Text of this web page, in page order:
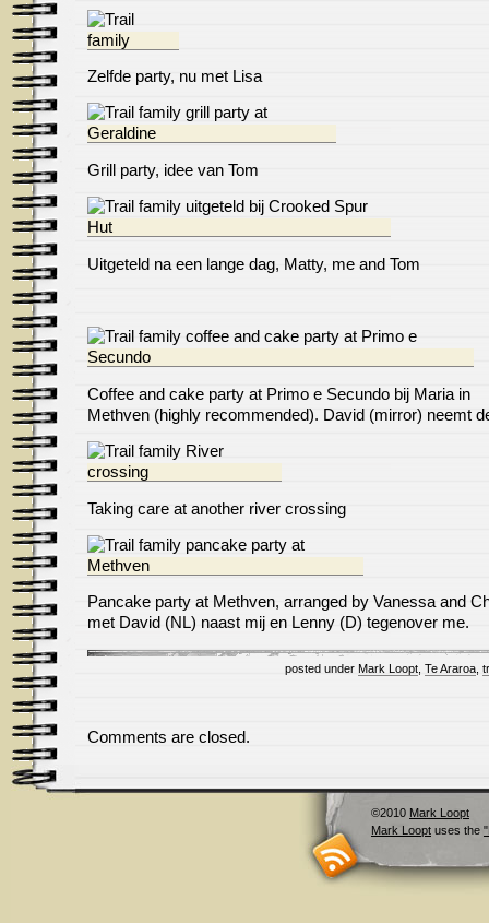
Zelfde party, nu met Lisa
Grill party, idee van Tom
Uitgeteld na een lange dag, Matty, me and Tom
Coffee and cake party at Primo e Secundo bij Maria in
Methven (highly recommended). David (mirror) neemt
Taking care at another river crossing
Pancake party at Methven, arranged by Vanessa and
met David (NL) naast mij en Lenny (D) tegenover me.
posted under Mark Loopt Te Araroa
Comments are closed.
©2010 Mark Loopt
Mark Loopt uses the